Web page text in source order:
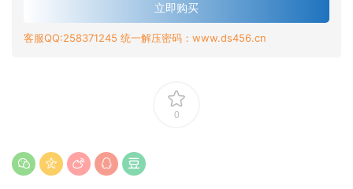
立即购买
客服QQ:258371245 统一解压密码：www.ds456.cn
0